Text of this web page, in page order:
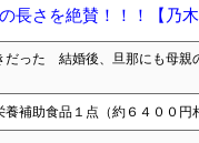
長さを絶賛！！！【乃木
だった 結婚後、旦那にも母親
補助食品１点（約６４００円